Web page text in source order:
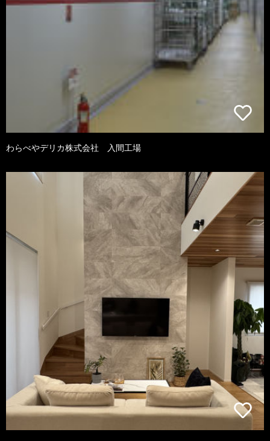
わらべやデリカ株式会社 入間工場